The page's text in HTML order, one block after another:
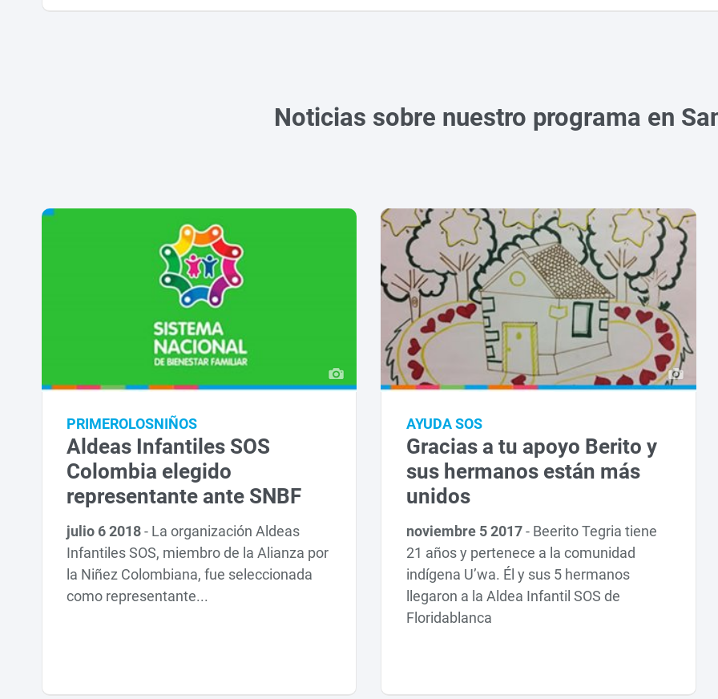
Noticias sobre nuestro programa en
PRIMEROLOSNIÑOS
Aldeas Infantiles SOS
Colombia elegido
representante ante SNBF
julio 6 2018- La organización Aldeas
Infantiles SOS, miembro de la Alianza por
la Niñez Colombiana, fue seleccionada
como representante...
AYUDA SOS
Gracias a tu apoyo Berito y
sus hermanos están más
unidos
noviembre 5 2017- Beerito Tegria tiene
21 años y pertenece a la comunidad
indígena U’wa. Él y sus 5 hermanos
llegaron a la Aldea Infantil SOS de
Floridablanca